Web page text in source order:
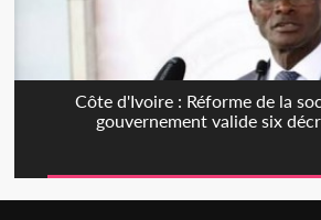
Côte d'Ivoire : Réforme de la
gouvernement valide six